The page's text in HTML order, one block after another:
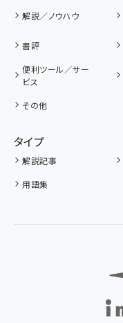
解説／ノウハウ
書評
便利ツール／サー
ビス
その他
タイプ
解説記事
用語集